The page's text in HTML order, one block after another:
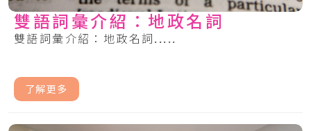
雙語詞彙介紹：地政名詞
雙語詞彙介紹：地政名詞.....
了解更多